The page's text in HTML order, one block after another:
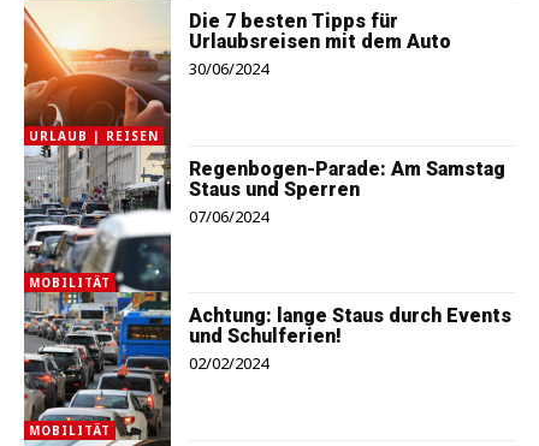
URLAUB | REISEN
Die 7 besten Tipps für
Urlaubsreisen mit dem Auto
30/06/2024
MOBILITÄT
Regenbogen-Parade: Am Samstag
Staus und Sperren
07/06/2024
MOBILITÄT
Achtung: lange Staus durch Events
und Schulferien!
02/02/2024